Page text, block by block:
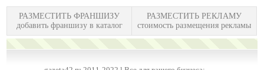
РАЗМЕСТИТЬ ФРАНШИЗУ
добавить франшизу в каталог
РАЗМЕСТИТЬ РЕКЛАМУ
стоимость размещения рекламы